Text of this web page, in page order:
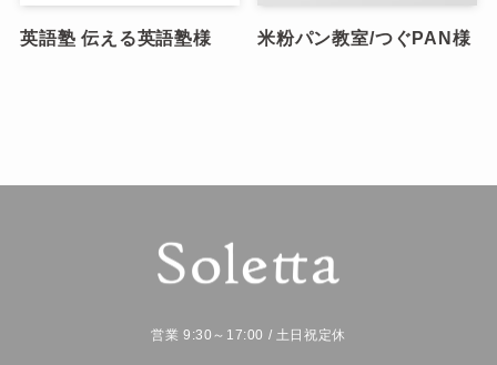
英語塾 伝える英語塾様 米粉パン教室/つぐPAN様
営業 9:30～17:00 / 土日祝定休